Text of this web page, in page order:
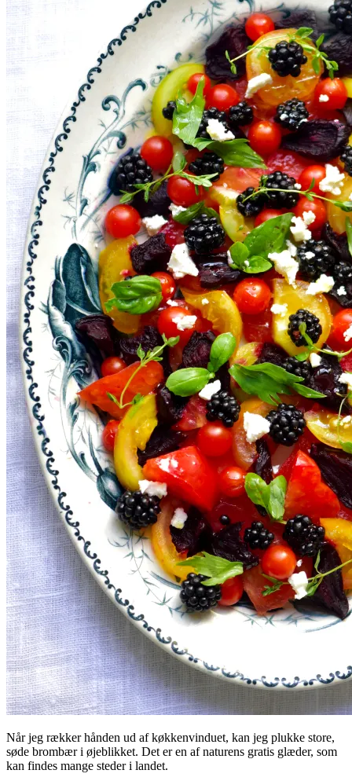
Når jeg rækker hånden ud af køkkenvinduet, kan jeg plukke store,
søde brombær i øjeblikket. Det er en af naturens gratis glæder, som
kan findes mange steder i landet.